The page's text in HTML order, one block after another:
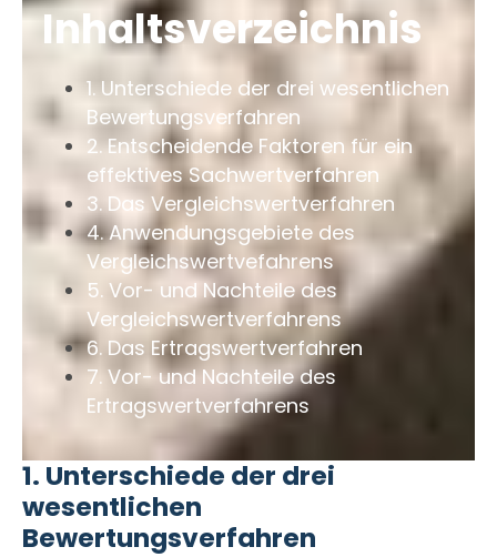
Inhaltsverzeichnis
1. Unterschiede der drei wesentlichen
Bewertungsverfahren
2. Entscheidende Faktoren für ein
effektives Sachwertverfahren
3. Das Vergleichswertverfahren
4. Anwendungsgebiete des
Vergleichswertvefahrens
5. Vor- und Nachteile des
Vergleichswertverfahrens
6. Das Ertragswertverfahren
7. Vor- und Nachteile des
Ertragswertverfahrens
1. Unterschiede der drei
wesentlichen
Bewertungsverfahren